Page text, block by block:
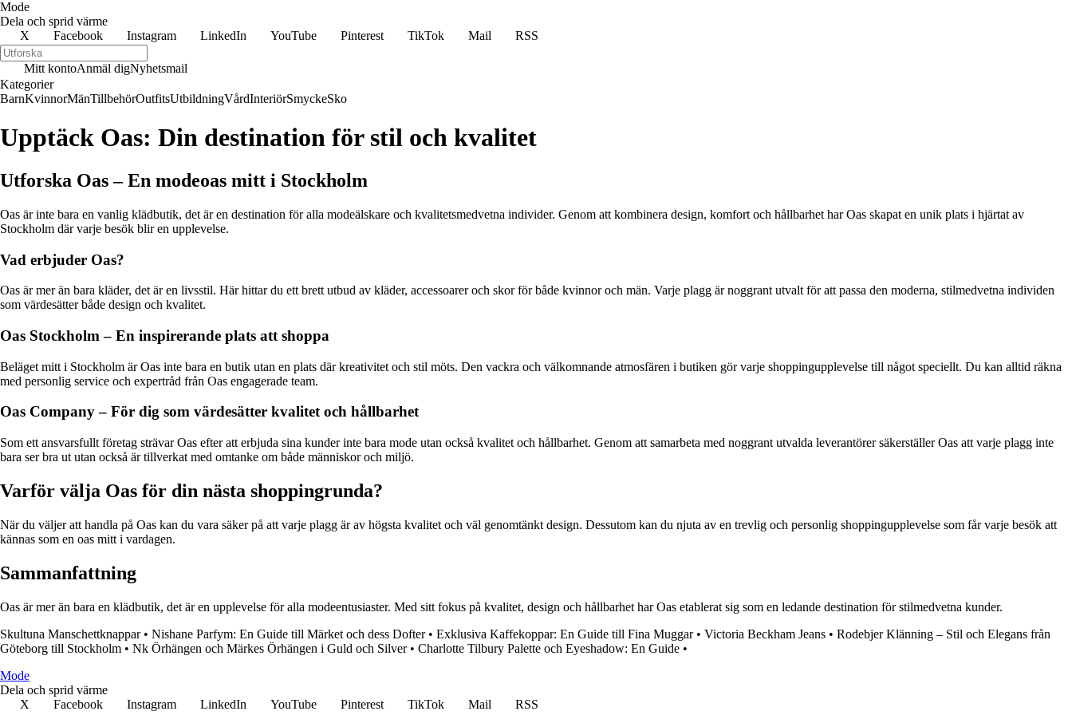
Mode
Dela och sprid värme
X
Facebook Instagram LinkedIn YouTube Pinterest TikTok Mail RSS
Mitt kontoAnmäl digNyhetsmail
Kategorier
BarnKvinnorMänTillbehörOutfitsUtbildningVårdInteriörSmyckeSko
Upptäck Oas: Din destination för stil och kvalitet
Utforska Oas – En modeoas mitt i Stockholm
Oas är inte bara en vanlig klädbutik, det är en destination för alla modeälskare och kvalitetsmedvetna individer. Genom att kombinera design, komfort och hållbarhet har Oas skapat en unik plats i hjärtat av
Stockholm där varje besök blir en upplevelse.
Vad erbjuder Oas?
Oas är mer än bara kläder, det är en livsstil. Här hittar du ett brett utbud av kläder, accessoarer och skor för både kvinnor och män. Varje plagg är noggrant utvalt för att passa den moderna, stilmedvetna individen
som värdesätter både design och kvalitet.
Oas Stockholm – En inspirerande plats att shoppa
Beläget mitt i Stockholm är Oas inte bara en butik utan en plats där kreativitet och stil möts. Den vackra och välkomnande atmosfären i butiken gör varje shoppingupplevelse till något speciellt. Du kan alltid räkna
med personlig service och expertråd från Oas engagerade team.
Oas Company – För dig som värdesätter kvalitet och hållbarhet
Som ett ansvarsfullt företag strävar Oas efter att erbjuda sina kunder inte bara mode utan också kvalitet och hållbarhet. Genom att samarbeta med noggrant utvalda leverantörer säkerställer Oas att varje plagg inte
bara ser bra ut utan också är tillverkat med omtanke om både människor och miljö.
Varför välja Oas för din nästa shoppingrunda?
När du väljer att handla på Oas kan du vara säker på att varje plagg är av högsta kvalitet och väl genomtänkt design. Dessutom kan du njuta av en trevlig och personlig shoppingupplevelse som får varje besök att
kännas som en oas mitt i vardagen.
Sammanfattning
Oas är mer än bara en klädbutik, det är en upplevelse för alla modeentusiaster. Med sitt fokus på kvalitet, design och hållbarhet har Oas etablerat sig som en ledande destination för stilmedvetna kunder.
Skultuna Manschettknappar• Nishane Parfym: En Guide till Märket och dess Dofter• Exklusiva Kaffekoppar: En Guide till Fina Muggar• Victoria Beckham Jeans • Rodebjer Klänning – Stil och Elegans från
Göteborg till Stockholm • Nk Örhängen och Märkes Örhängen i Guld och Silver• Charlotte Tilbury Palette och Eyeshadow: En Guide •
Mode
Dela och sprid värme
X
Facebook Instagram LinkedIn YouTube Pinterest TikTok Mail
RSS